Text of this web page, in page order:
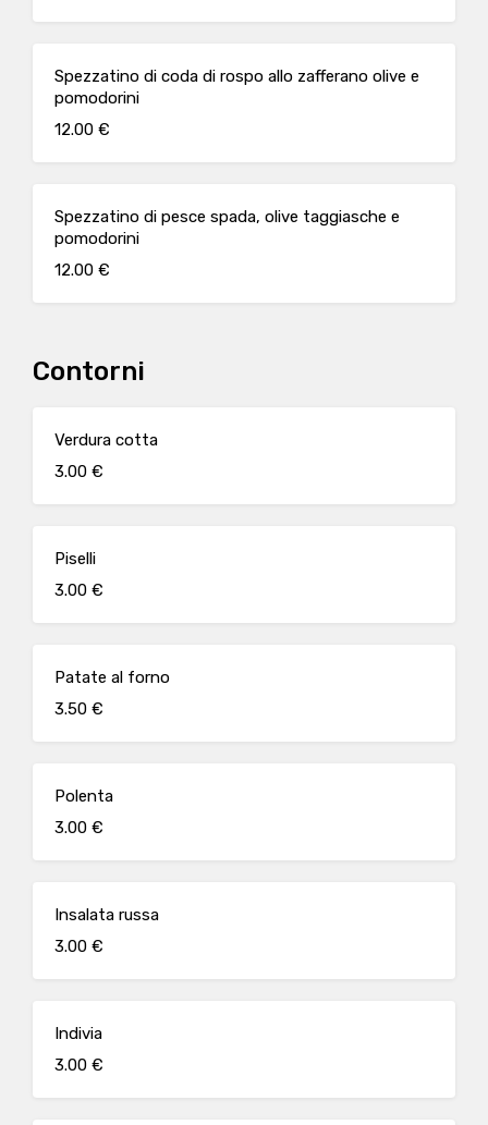
Spezzatino di coda di rospo allo zafferano olive e
pomodorini
12.00 €
Spezzatino di pesce spada, olive taggiasche e
pomodorini
12.00 €
Contorni
Verdura cotta
3.00 €
Piselli
3.00 €
Patate al forno
3.50 €
Polenta
3.00 €
Insalata russa
3.00 €
Indivia
3.00 €